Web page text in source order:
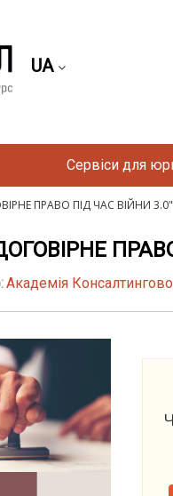
UA
Сервіси для
ПРАВО ПІД ЧАС ВІЙНИ 3.0"
Академія